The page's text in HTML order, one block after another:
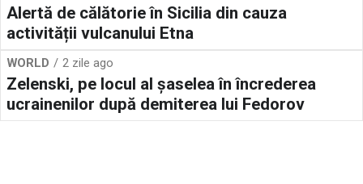
Alertă de călătorie în Sicilia din cauza
activității vulcanului Etna
WORLD 2 zile ago
Zelenski, pe locul al șaselea în încrederea
ucrainenilor după demiterea lui Fedorov